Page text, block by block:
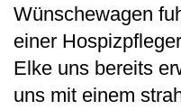
Wünschewagen
einer
Elke uns bereits
uns mit einem